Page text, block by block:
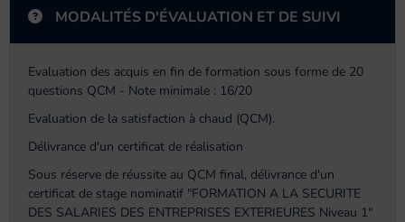
MODALITÉS D'ÉVALUATION ET DE SUIVI
Evaluation des acquis en fin de formation sous forme de 20
questions QCM - Note minimale : 16/20
Evaluation de la satisfaction à chaud (QCM).
Délivrance d'un certificat de réalisation
Sous réserve de réussite au QCM final, délivrance d'un
certificat de stage nominatif "FORMATION A LA SECURITE
DES SALARIES DES ENTREPRISES EXTERIEURES Niveau 1"